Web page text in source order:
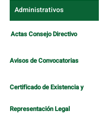
Administrativos
Actas Consejo Directivo
Avisos de Convocatorias
Certificado de Existencia y
Representación Legal